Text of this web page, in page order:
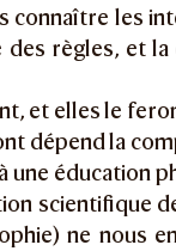
connaître les
règles, et
et elles le
dépend la
une éducation
scientifique
ne nous